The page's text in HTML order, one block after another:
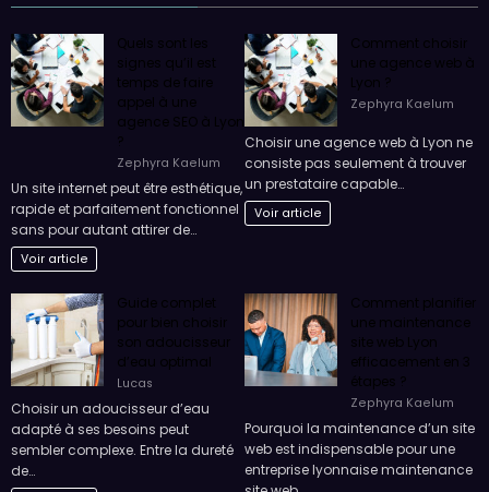
Quels sont les
signes qu’il est
temps de faire
appel à une
agence SEO à Lyon
Zephyra Kaelum
Un site internet peut être esthétique,
rapide et parfaitement fonctionnel
sans pour autant attirer de…
Voir article
Comment choisir
une agence web à
Lyon ?
Zephyra Kaelum
Choisir une agence web à Lyon ne
consiste pas seulement à trouver
un prestataire capable…
Voir article
Guide complet
pour bien choisir
son adoucisseur
d’eau optimal
Choisir un adoucisseur d’eau
adapté à ses besoins peut
sembler complexe. Entre la dureté
Comment planifier
une maintenance
site web Lyon
efficacement en 3
étapes ?
Zephyra Kaelum
Pourquoi la maintenance d’un site
web est indispensable pour une
entreprise lyonnaise maintenance